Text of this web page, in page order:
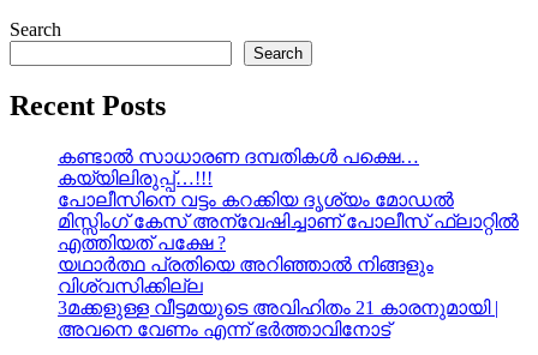
Search
Search
Recent Posts
കണ്ടാൽ സാധാരണ ദമ്പതികൾ പക്ഷെ…
കയ്യിലിരുപ്പ്…!!!
പോലീസിനെ വട്ടം കറക്കിയ ദൃശ്യം മോഡല്‍
മിസ്സിംഗ് കേസ് അന്വേഷിച്ചാണ് പോലീസ് ഫ്ലാറ്റിൽ
എത്തിയത് പക്ഷേ ?
യഥാർത്ഥ പ്രതിയെ അറിഞ്ഞാൽ നിങ്ങളും
വിശ്വസിക്കില്ല
3മക്കളുള്ള വീട്ടമയുടെ അവിഹിതം 21 കാരനുമായി |
അവനെ വേണം എന്ന് ഭർത്താവിനോട്